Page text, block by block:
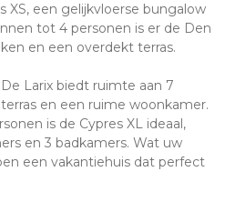
XS, een gelijkvloerse bungalow
tot 4 personen is er de Den
en een overdekt terras.
Larix biedt ruimte aan 7
en een ruime woonkamer.
is de Cypres XL ideaal,
en 3 badkamers. Wat uw
een vakantiehuis dat perfect